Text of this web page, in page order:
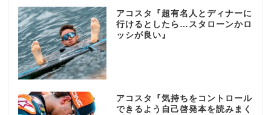
アコスタ『超有名人とディナーに
行けるとしたら…スタローンかロ
ッシが良い』
アコスタ『気持ちをコントロール
できるよう自己啓発本を読みまく